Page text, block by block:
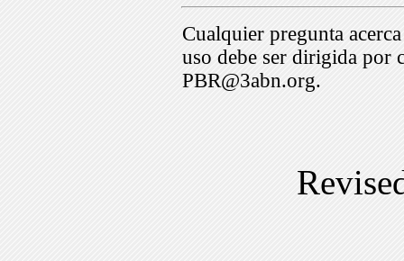
Cualquier pregunta
uso debe ser dirigida por
PBR@3abn.org.